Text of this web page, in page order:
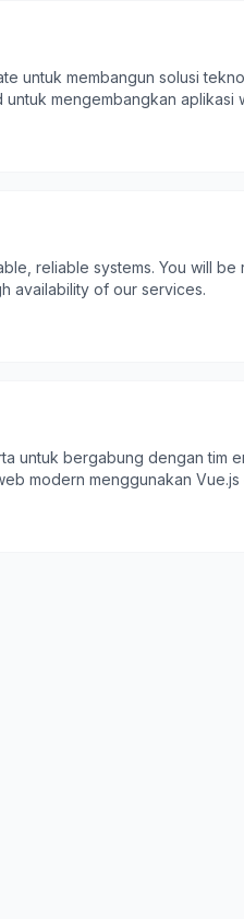
untuk membangun solusi
mengembangkan aplikasi
reliable systems. You will
availability of our services.
untuk bergabung dengan tim
modern menggunakan Vue.js